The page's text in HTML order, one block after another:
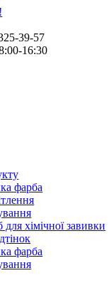
39-57
16:30
фарба
для хімічної завивки
фарба